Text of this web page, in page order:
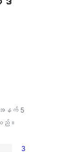
နက် 5
ည်။
3